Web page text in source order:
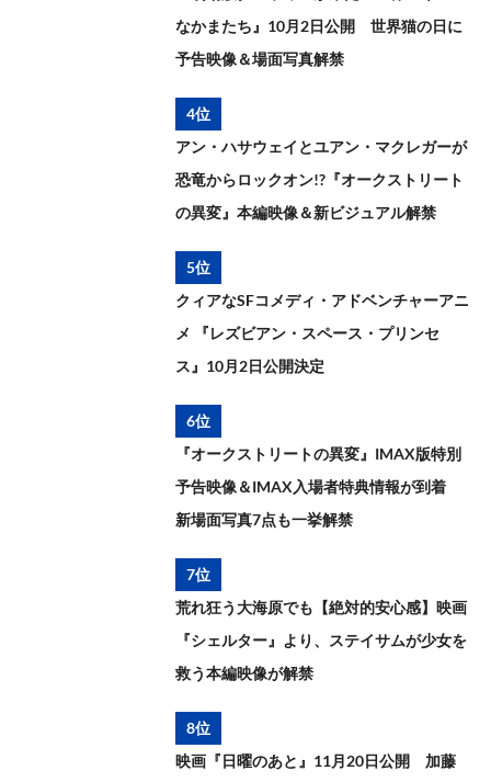
なかまたち』10月2日公開 世界猫の日に
予告映像＆場面写真解禁
4位
アン・ハサウェイとユアン・マクレガーが
恐竜からロックオン!?『オークストリート
の異変』本編映像＆新ビジュアル解禁
5位
クィアなSFコメディ・アドベンチャーアニ
メ 『レズビアン・スペース・プリンセ
ス』10月2日公開決定
6位
『オークストリートの異変』IMAX版特別
予告映像＆IMAX入場者特典情報が到着
新場面写真7点も一挙解禁
7位
荒れ狂う大海原でも【絶対的安心感】映画
『シェルター』より、ステイサムが少女を
救う本編映像が解禁
8位
映画『日曜のあと』11月20日公開 加藤